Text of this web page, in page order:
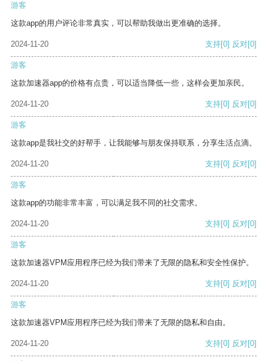
游客
这款app的用户评论非常真实，可以帮助我做出更准确的选择。
2024-11-20 支持[0] 反对[0]
游客
这款加速器app的价格有点贵，可以适当降低一些，这样会更加亲民。
2024-11-20 支持[0] 反对[0]
游客
这款app是我社交的好帮手，让我能够与朋友保持联系，分享生活点滴。
2024-11-20 支持[0] 反对[0]
游客
这款app的功能非常丰富，可以满足我不同的社交需求。
2024-11-20 支持[0] 反对[0]
游客
这款加速器VPM应用程序已经为我们带来了无限的隐私和安全性保护。
2024-11-20 支持[0] 反对[0]
游客
这款加速器VPM应用程序已经为我们带来了无限的隐私和自由。
2024-11-20 支持[0] 反对[0]